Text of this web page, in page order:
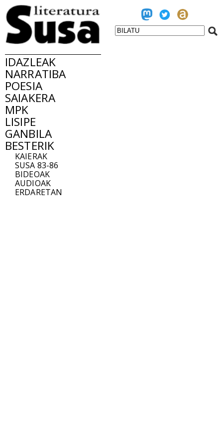
IDAZLEAK
NARRATIBA
POESIA
SAIAKERA
MPK
LISIPE
GANBILA
BESTERIK
KAIERAK
SUSA 83-86
BIDEOAK
AUDIOAK
ERDARETAN